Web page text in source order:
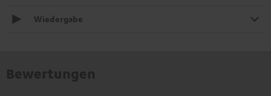
Wiedergabe